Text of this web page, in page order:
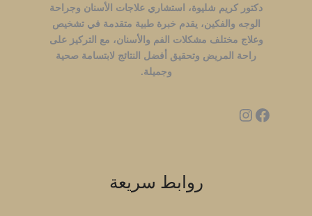
دكتور كريم شليوة، استشاري علاجات الأسنان وجراحة
الوجه والفكين، يقدم خبرة طبية متقدمة في تشخيص
وعلاج مختلف مشكلات الفم والأسنان، مع التركيز على
راحة المريض وتحقيق أفضل النتائج لابتسامة صحية
وجميلة.
روابط سريعة